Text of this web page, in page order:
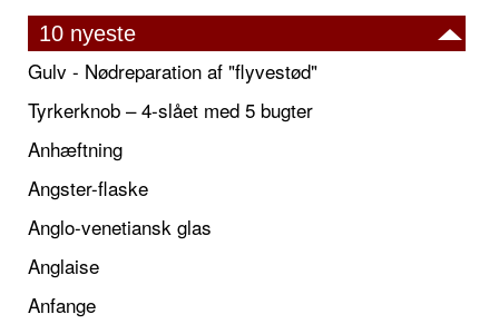
10 nyeste
Gulv - Nødreparation af "flyvestød"
Tyrkerknob – 4-slået med 5 bugter
Anhæftning
Angster-flaske
Anglo-venetiansk glas
Anglaise
Anfange